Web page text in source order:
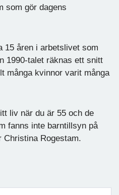
som gör dagens
15 åren i arbetslivet som
1990-talet räknas ett snitt
många kvinnor varit många
liv när du är 55 och de
fanns inte barntillsyn på
Christina Rogestam.